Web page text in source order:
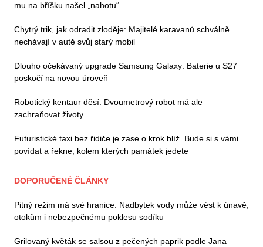
mu na bříšku našel „nahotu“
Chytrý trik, jak odradit zloděje: Majitelé karavanů schválně
nechávají v autě svůj starý mobil
Dlouho očekávaný upgrade Samsung Galaxy: Baterie u S27
poskočí na novou úroveň
Robotický kentaur děsí. Dvoumetrový robot má ale
zachraňovat životy
Futuristické taxi bez řidiče je zase o krok blíž. Bude si s vámi
povídat a řekne, kolem kterých památek jedete
DOPORUČENÉ ČLÁNKY
Pitný režim má své hranice. Nadbytek vody může vést k únavě,
otokům i nebezpečnému poklesu sodíku
Grilovaný květák se salsou z pečených paprik podle Jana